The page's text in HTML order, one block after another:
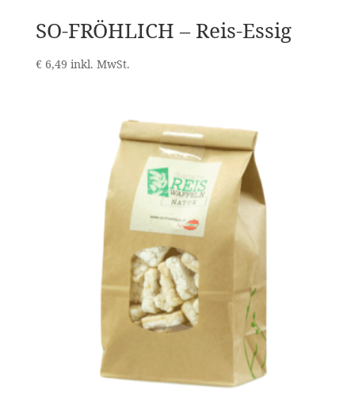
SO-FRÖHLICH – Reis-Essig
€6,49 inkl. MwSt.